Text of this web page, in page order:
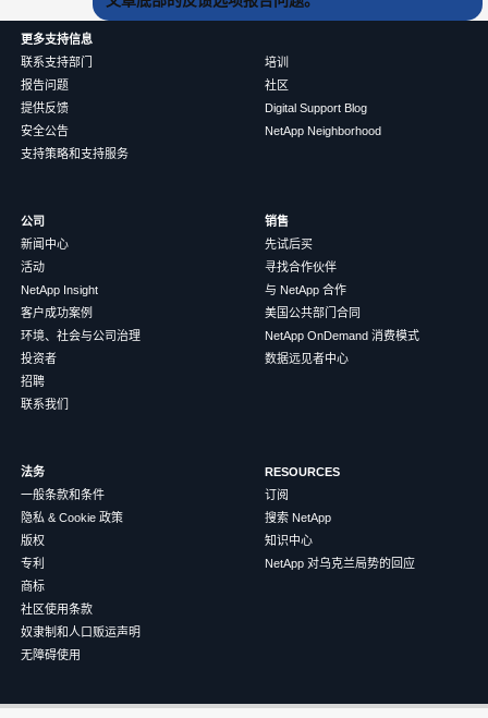
更多支持信息
联系支持部门
报告问题
提供反馈
安全公告
支持策略和支持服务
培训
社区
Digital Support Blog
NetApp Neighborhood
公司
新闻中心
活动
NetApp Insight
客户成功案例
环境、社会与公司治理
投资者
招聘
联系我们
销售
先试后买
寻找合作伙伴
与 NetApp 合作
美国公共部门合同
NetApp OnDemand 消费模式
数据远见者中心
法务
一般条款和条件
隐私 & Cookie 政策
版权
专利
商标
社区使用条款
奴隶制和人口贩运声明
无障碍使用
RESOURCES
订阅
搜索 NetApp
知识中心
NetApp 对乌克兰局势的回应